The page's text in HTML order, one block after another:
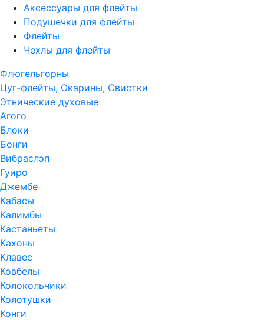
Аксессуары для флейты
Подушечки для флейты
Флейты
Чехлы для флейты
Флюгельгорны
Цуг-флейты, Окарины, Свистки
Этнические духовые
Агого
Блоки
Бонги
Вибраслэп
Гуиро
Джембе
Кабасы
Калимбы
Кастаньеты
Кахоны
Клавес
Ковбелы
Колокольчики
Колотушки
Конги